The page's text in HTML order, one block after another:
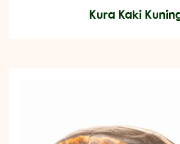
Kura Kaki